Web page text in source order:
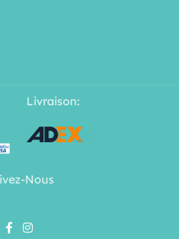
Livraison:
Nous